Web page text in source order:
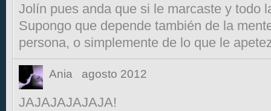
Jolín pues anda que si le marcaste y todo
Supongo que depende también de la
persona, o simplemente de lo que le
Ania agosto 2012
JAJAJAJAJAJA!